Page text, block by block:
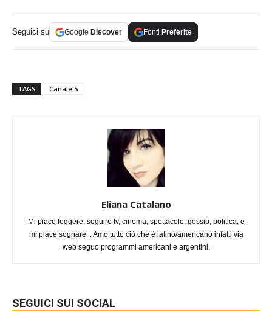
Seguici su Google Discover Fonti Preferite
TAGS Canale 5
Eliana Catalano
Mi piace leggere, seguire tv, cinema, spettacolo, gossip, politica, e
mi piace sognare... Amo tutto ciò che è latino/americano infatti via
web seguo programmi americani e argentini.
SEGUICI SUI SOCIAL